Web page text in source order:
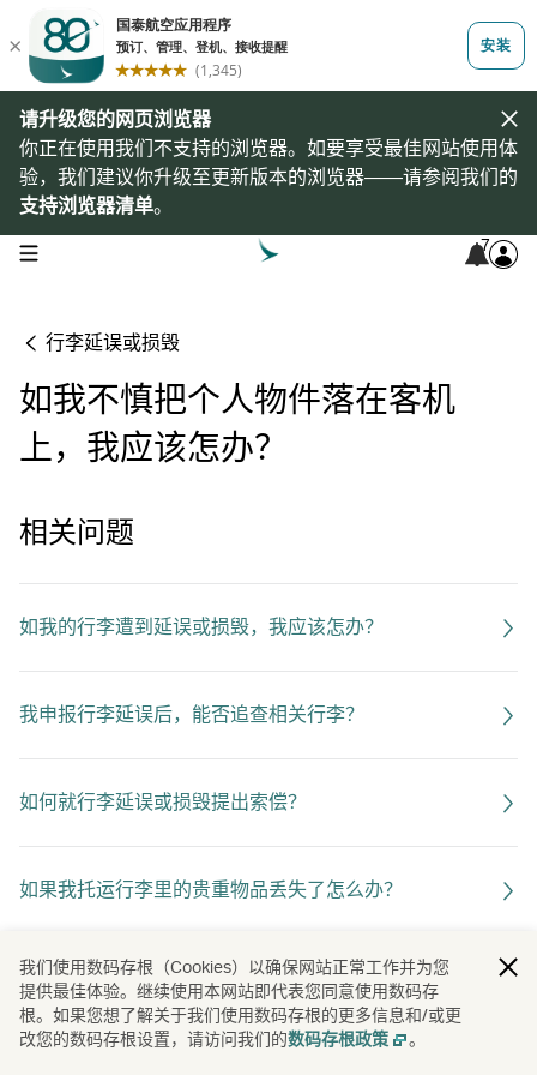
请升级您的网页浏览器
你正在使用我们不支持的浏览器。如要享受最佳网站使用体
验，我们建议你升级至更新版本的浏览器——请参阅我们的
支持浏览器清单。
open navigation menu 7
行李延误或损毁
如我不慎把个人物件落在客机
上，我应该怎办？
相关问题
如我的行李遭到延误或损毁，我应该怎办？
我申报行李延误后，能否追查相关行李？
如何就行李延误或损毁提出索偿？
如果我托运行李里的贵重物品丢失了怎么办？
我们使用数码存根（Cookies）以确保网站正常工作并为您
提供最佳体验。继续使用本网站即代表您同意使用数码存
根。如果您想了解关于我们使用数码存根的更多信息和/或更
改您的数码存根设置，请访问我们的数码存根政策 。